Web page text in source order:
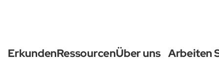
ErkundenRessourcenÜber uns Arbeiten